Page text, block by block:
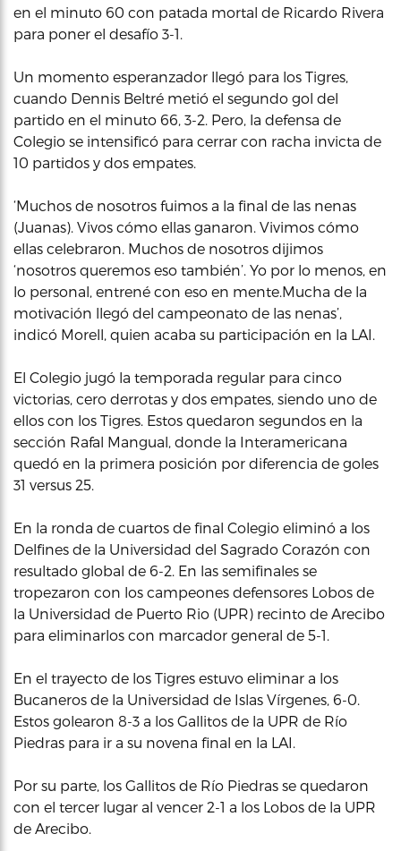
en el minuto 60 con patada mortal de Ricardo Rivera
para poner el desafío 3-1.
Un momento esperanzador llegó para los Tigres,
cuando Dennis Beltré metió el segundo gol del
partido en el minuto 66, 3-2. Pero, la defensa de
Colegio se intensificó para cerrar con racha invicta de
10 partidos y dos empates.
‘Muchos de nosotros fuimos a la final de las nenas
(Juanas). Vivos cómo ellas ganaron. Vivimos cómo
ellas celebraron. Muchos de nosotros dijimos
‘nosotros queremos eso también’. Yo por lo menos, en
lo personal, entrené con eso en mente.Mucha de la
motivación llegó del campeonato de las nenas’,
indicó Morell, quien acaba su participación en la LAI.
El Colegio jugó la temporada regular para cinco
victorias, cero derrotas y dos empates, siendo uno de
ellos con los Tigres. Estos quedaron segundos en la
sección Rafal Mangual, donde la Interamericana
quedó en la primera posición por diferencia de goles
31 versus 25.
En la ronda de cuartos de final Colegio eliminó a los
Delfines de la Universidad del Sagrado Corazón con
resultado global de 6-2. En las semifinales se
tropezaron con los campeones defensores Lobos de
la Universidad de Puerto Rio (UPR) recinto de Arecibo
para eliminarlos con marcador general de 5-1.
En el trayecto de los Tigres estuvo eliminar a los
Bucaneros de la Universidad de Islas Vírgenes, 6-0.
Estos golearon 8-3 a los Gallitos de la UPR de Río
Piedras para ir a su novena final en la LAI.
Por su parte, los Gallitos de Río Piedras se quedaron
con el tercer lugar al vencer 2-1 a los Lobos de la UPR
de Arecibo.